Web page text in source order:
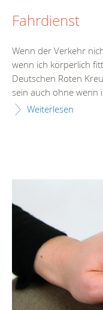
Fahrdienst
Wenn der Verkehr
wenn ich körperlich
Deutschen Roten
sein auch ohne wenn
Weiterlesen